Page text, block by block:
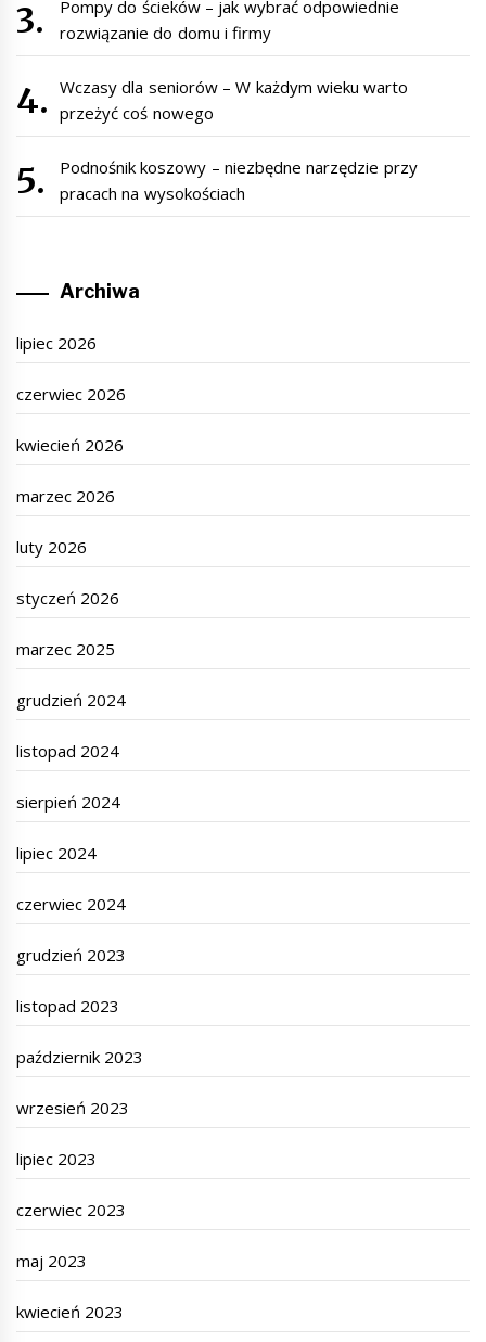
Pompy do ścieków – jak wybrać odpowiednie
rozwiązanie do domu i firmy
Wczasy dla seniorów – W każdym wieku warto
przeżyć coś nowego
Podnośnik koszowy – niezbędne narzędzie przy
pracach na wysokościach
Archiwa
lipiec 2026
czerwiec 2026
kwiecień 2026
marzec 2026
luty 2026
styczeń 2026
marzec 2025
grudzień 2024
listopad 2024
sierpień 2024
lipiec 2024
czerwiec 2024
grudzień 2023
listopad 2023
październik 2023
wrzesień 2023
lipiec 2023
czerwiec 2023
maj 2023
kwiecień 2023